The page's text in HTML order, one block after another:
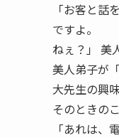
「お客と
ですよ。
ねぇ？」 美
美人弟子が
大先生の興
そのときの
「あれは